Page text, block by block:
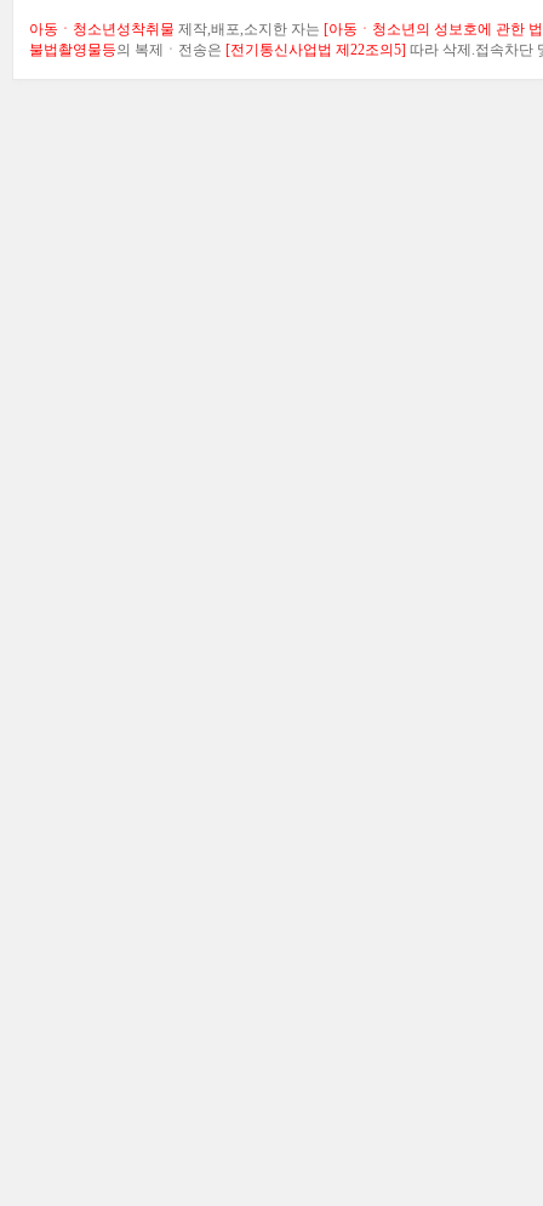
아동ㆍ청소년성착취물 제작,배포,소지한 자는 [아동ㆍ청소년의 성보호에 관한
불법촬영물등의 복제ㆍ전송은 [전기통신사업법 제22조의5] 따라 삭제.접속차단